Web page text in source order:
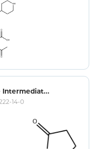
Intermediat...
14-0